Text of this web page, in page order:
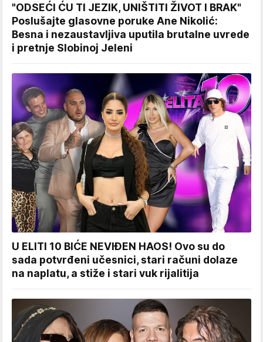
"ODSEĆI ĆU TI JEZIK, UNIŠTITI ŽIVOT I BRAK"
Poslušajte glasovne poruke Ane Nikolić:
Besna i nezaustavljiva uputila brutalne uvrede
i pretnje Slobinoj Jeleni
U ELITI 10 BIĆE NEVIĐEN HAOS! Ovo su do
sada potvrđeni učesnici, stari računi dolaze
na naplatu, a stiže i stari vuk rijalitija